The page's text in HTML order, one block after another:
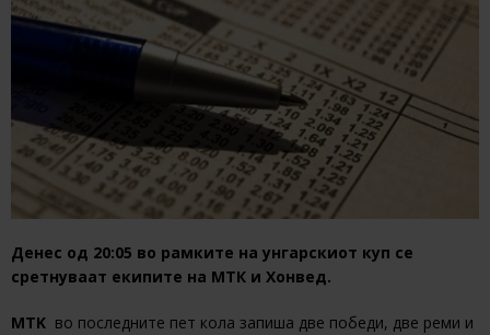
Денес од 20:05 во рамките на унгарскиот куп се
сретнуваат екипите на МТК и Хонвед.
MTK во последните пет кола запиша две победи, две реми и